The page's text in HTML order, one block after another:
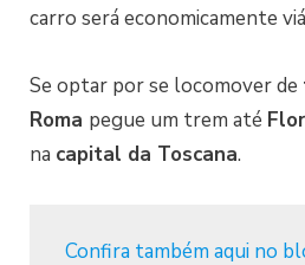
carro será economicamente
Se optar por se locomover de
Roma pegue um trem até
na capital da Toscana.
Confira também aqui no